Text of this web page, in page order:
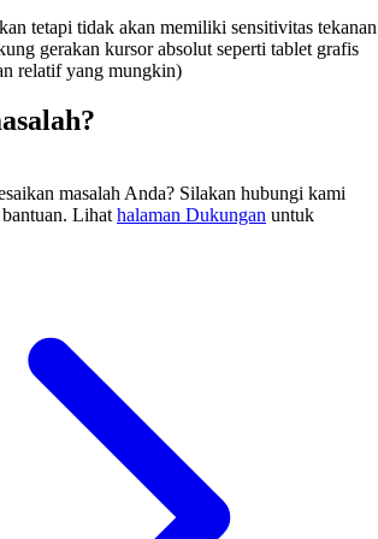
tetapi tidak akan memiliki sensitivitas tekanan
gerakan kursor absolut seperti tablet grafis
relatif yang mungkin)
masalah Anda? Silakan hubungi kami
Lihat halaman Dukungan untuk